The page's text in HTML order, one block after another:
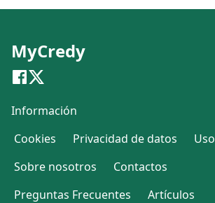
MyCredy
Información
Cookies
Privacidad de datos
Uso
Sobre nosotros
Contactos
Preguntas Frecuentes
Artículos